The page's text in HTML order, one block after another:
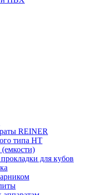
REINER
типа НТ
для кубов